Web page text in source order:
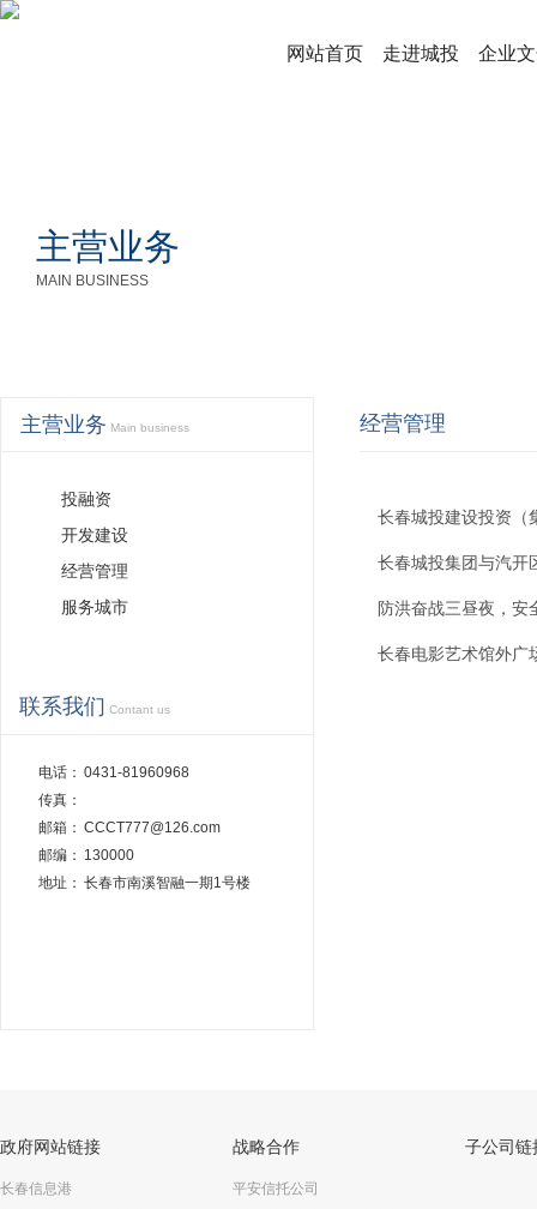
网站首页 走进城投 企业
主营业务
MAIN BUSINESS
主营业务 Main business
投融资
开发建设
经营管理
服务城市
联系我们 Contant us
电话： 0431-81960968
传真：
邮箱： CCCT777@126.com
邮编： 130000
地址： 长春市南溪智融一期1号楼
经营管理
长春城投建设投资（
长春城投集团与汽开
防洪奋战三昼夜，安
长春电影艺术馆外广
政府网站链接
长春信息港
战略合作
平安信托公司
子公司链